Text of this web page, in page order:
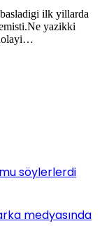
ilk yillarda
yazikki
söylerlerdi
medyasında